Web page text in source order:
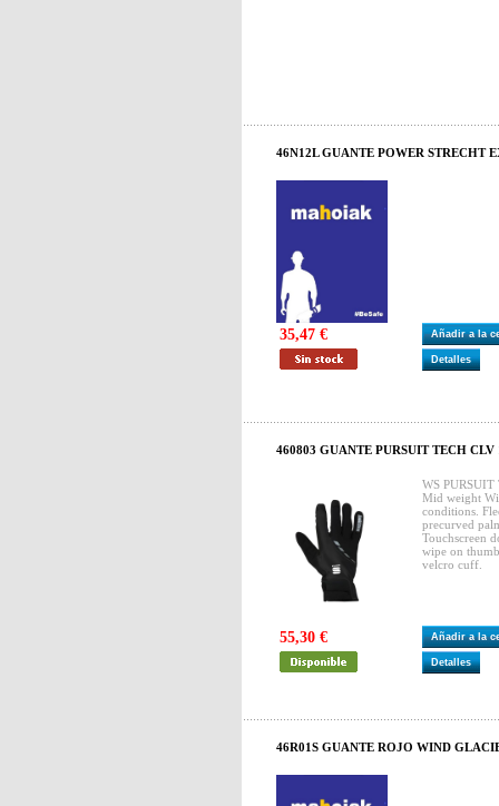
46N12L GUANTE POWER STRECHT
35,47 € Añadir a la
Detalles
460803 GUANTE PURSUIT TECH CLV
WS
Mid weight
conditions.
precurved
Touchscreen
wipe on
velcro cuff.
55,30 € Añadir a la
Detalles
46R01S GUANTE ROJO WIND